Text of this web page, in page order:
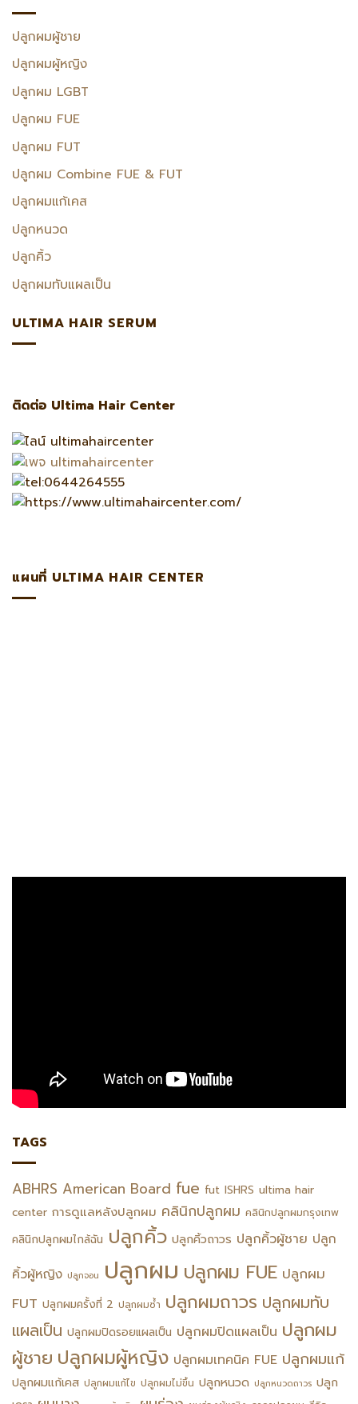
ปลูกผมผู้ชาย
ปลูกผมผู้หญิง
ปลูกผม LGBT
ปลูกผม FUE
ปลูกผม FUT
ปลูกผม Combine FUE & FUT
ปลูกผมแก้เคส
ปลูกหนวด
ปลูกคิ้ว
ปลูกผมทับแผลเป็น
ULTIMA HAIR SERUM
ติดต่อ Ultima Hair Center
แผนที่ ULTIMA HAIR CENTER
TAGS
ABHRS American Board fue fut ISHRS ultima hair
center การดูแลหลังปลูกผม คลินิกปลูกผม คลินิกปลูกผมกรุงเทพ
คลินิกปลูกผมไกล้ฉัน ปลูกคิ้ว ปลูกคิ้วถาวร ปลูกคิ้วผู้ชาย ปลูก
คิ้วผู้หญิง ปลูกจอน ปลูกผม ปลูกผม FUE ปลูกผม
FUT ปลูกผมครั้งที่ 2 ปลูกผมซ้ำ ปลูกผมถาวร ปลูกผมทับ
แผลเป็น ปลูกผมปิดรอยแผลเป็น ปลูกผมปิดแผลเป็น ปลูกผม
ผู้ชาย ปลูกผมผู้หญิง ปลูกผมเทคนิค FUE ปลูกผมแก้
ปลูกผมแก้เคส ปลูกผมแก้ไข ปลูกผมไม่ขึ้น ปลูกหนวด ปลูกหนวดถาวร ปลูก